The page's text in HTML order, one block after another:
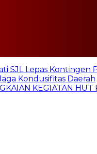
SJL Lepas Kontingen
Kondusifitas Daerah
KEGIATAN